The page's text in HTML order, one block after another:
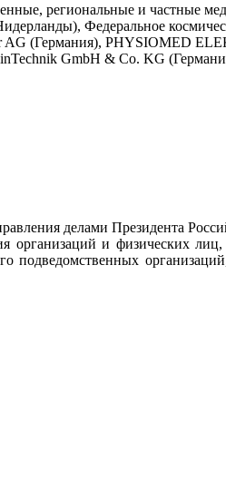
региональные и частные
Федеральное
(Германия), PHYSIOMED
GmbH & Co. KG
делами Президента
организаций и физических